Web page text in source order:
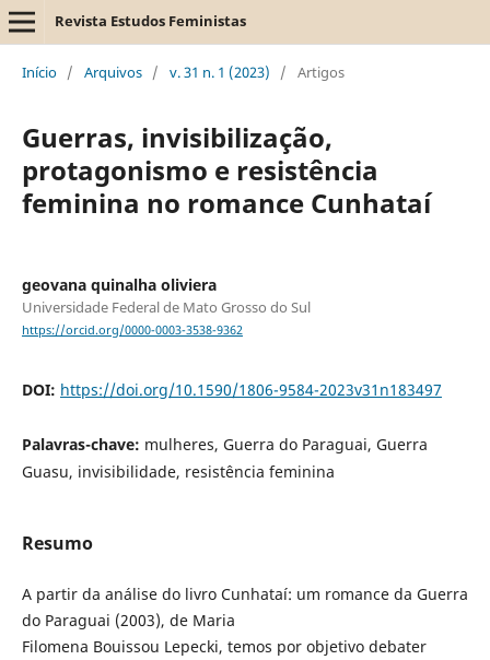
Revista Estudos Feministas
Início / Arquivos / v. 31 n. 1 (2023) / Artigos
Guerras, invisibilização,
protagonismo e resistência
feminina no romance Cunhataí
geovana quinalha oliviera
Universidade Federal de Mato Grosso do Sul
https://orcid.org/0000-0003-3538-9362
DOI: https://doi.org/10.1590/1806-9584-2023v31n183497
Palavras-chave: mulheres, Guerra do Paraguai, Guerra
Guasu, invisibilidade, resistência feminina
Resumo
A partir da análise do livro Cunhataí: um romance da Guerra
do Paraguai (2003), de Maria
Filomena Bouissou Lepecki, temos por objetivo debater